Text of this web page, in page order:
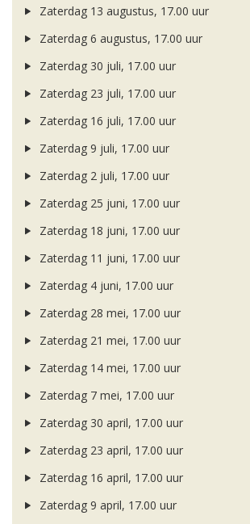
Zaterdag 13 augustus, 17.00 uur
Zaterdag 6 augustus, 17.00 uur
Zaterdag 30 juli, 17.00 uur
Zaterdag 23 juli, 17.00 uur
Zaterdag 16 juli, 17.00 uur
Zaterdag 9 juli, 17.00 uur
Zaterdag 2 juli, 17.00 uur
Zaterdag 25 juni, 17.00 uur
Zaterdag 18 juni, 17.00 uur
Zaterdag 11 juni, 17.00 uur
Zaterdag 4 juni, 17.00 uur
Zaterdag 28 mei, 17.00 uur
Zaterdag 21 mei, 17.00 uur
Zaterdag 14 mei, 17.00 uur
Zaterdag 7 mei, 17.00 uur
Zaterdag 30 april, 17.00 uur
Zaterdag 23 april, 17.00 uur
Zaterdag 16 april, 17.00 uur
Zaterdag 9 april, 17.00 uur